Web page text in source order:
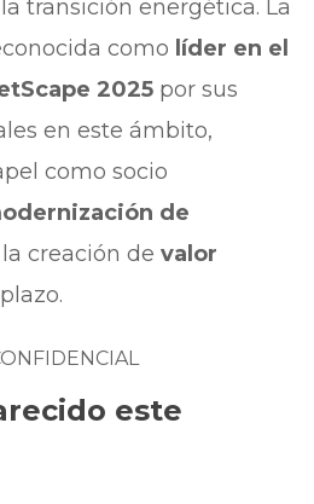
transición energética. La
como líder en el
2025 por sus
en este ámbito,
como socio
de
creación devalor
este